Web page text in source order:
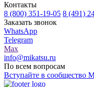
Контакты
8 (800) 351-19-05 8 (491)
Заказать звонок
WhatsApp
Telegram
Max
info@mikatsu.ru
По всем вопросам
Вступайте в сообщество